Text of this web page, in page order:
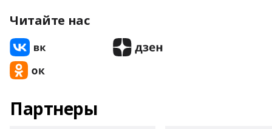
Читайте нас
Партнеры